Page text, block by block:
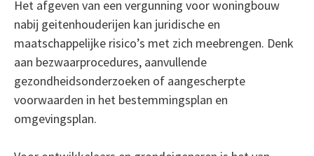
Het afgeven van een vergunning voor woningbouw
nabij geitenhouderijen kan juridische en
maatschappelijke risico’s met zich meebrengen. Denk
aan bezwaarprocedures, aanvullende
gezondheidsonderzoeken of aangescherpte
voorwaarden in het bestemmingsplan en
omgevingsplan.